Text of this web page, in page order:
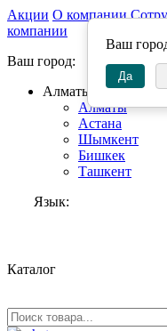
Ваш
Да
Акции О компании
компании
Ваш город:
Алматы
Алматы
Астана
Шымкент
Бишкек
Ташкент
Язык:
Каталог